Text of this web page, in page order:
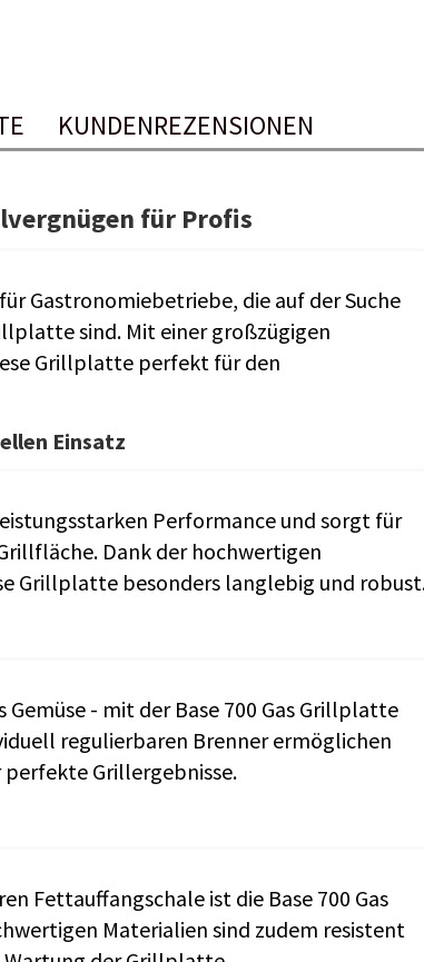
KUNDENREZENSIONEN
für Profis
Gastronomiebetriebe, die auf der Suche
sind. Mit einer großzügigen
Grillplatte perfekt für den
Einsatz
Performance und sorgt für
Dank der hochwertigen
Grillplatte besonders langlebig und
- mit der Base 700 Gas Grillplatte
regulierbaren Brenner ermöglichen
Grillergebnisse.
Fettauffangschale ist die Base 700 Gas
Materialien sind zudem resistent